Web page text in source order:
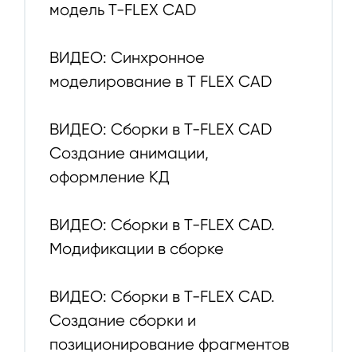
модель T-FLEX CAD
ВИДЕО: Синхронное
моделирование в T FLEX CAD
ВИДЕО: Сборки в T-FLEX CAD
Создание анимации,
оформление КД
ВИДЕО: Сборки в T-FLEX CAD.
Модификации в сборке
ВИДЕО: Сборки в T-FLEX CAD.
Создание сборки и
позиционирование фрагментов